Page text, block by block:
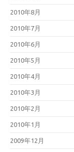
2010年8月
2010年7月
2010年6月
2010年5月
2010年4月
2010年3月
2010年2月
2010年1月
2009年12月